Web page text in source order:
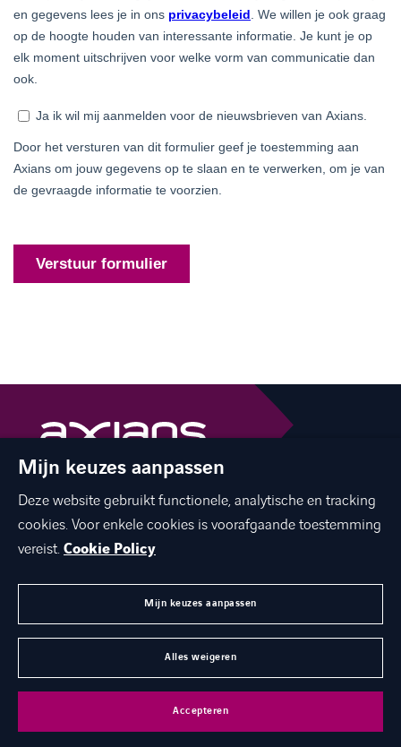
The best of ICT with a human touch
linkedinyoutubefacebook
twitterinstagram
©Axians 2026
Disclaimer
Toegankelijkheid
Axians Global
Mijn keuzes aanpassen
Deze website gebruikt functionele, analytische en tracking
cookies. Voor enkele cookies is voorafgaande toestemming
vereist.Cookie Policy
Mijn keuzes aanpassen
Alles weigeren
Accepteren